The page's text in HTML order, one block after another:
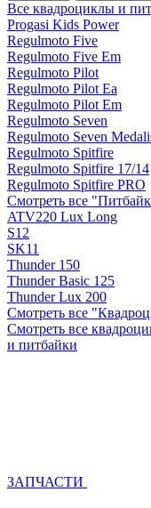
Все квадроциклы и
Progasi Kids Power
Regulmoto Five
Regulmoto Five Em
Regulmoto Pilot
Regulmoto Pilot Ea
Regulmoto Pilot Em
Regulmoto Seven
Regulmoto Seven
Regulmoto Spitfire
Regulmoto Spitfire 17/14
Regulmoto Spitfire PRO
Смотреть все
ATV220 Lux Long
S12
SK11
Thunder 150
Thunder Basic 125
Thunder Lux 200
Смотреть все
Смотреть все
и питбайки
ЗАПЧАСТИ